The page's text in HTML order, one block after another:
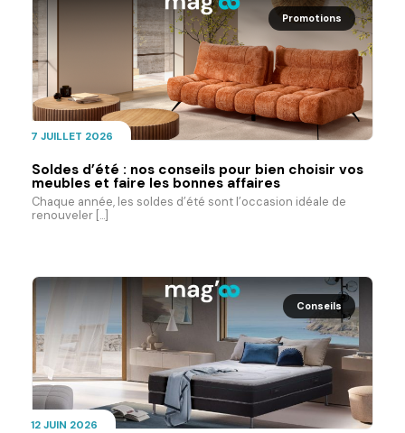
Promotions
7 JUILLET 2026
Soldes d’été : nos conseils pour bien choisir vos
meubles et faire les bonnes affaires
Chaque année, les soldes d’été sont l’occasion idéale de
renouveler [...]
Conseils
12 JUIN 2026